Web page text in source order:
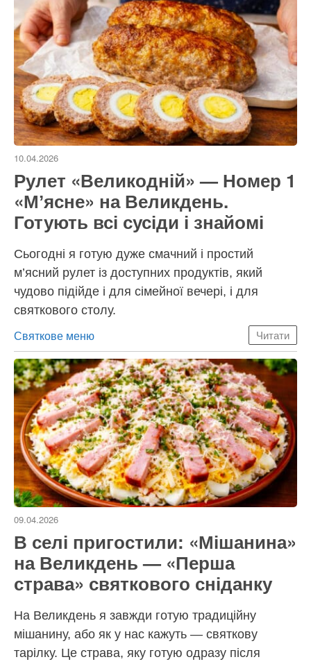
10.04.2026
Рулет «Великодній» — Номер 1
«Мʼясне» на Великдень.
Готують всі сусіди і знайомі
Сьогодні я готую дуже смачний і простий
м’ясний рулет із доступних продуктів, який
чудово підійде і для сімейної вечері, і для
святкового столу.
Категорії
Святкове меню Читати
09.04.2026
В селі пригостили: «Мішанина»
на Великдень — «Перша
страва» святкового сніданку
На Великдень я завжди готую традиційну
мішанину, або як у нас кажуть — святкову
тарілку. Це страва, яку готую одразу після